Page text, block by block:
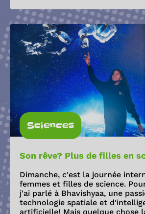
Sciences
Son rêve? Plus de filles en
Dimanche, c'est la journée
femmes et filles de science.
j'ai parlé à Bhavishyaa, une
technologie spatiale et
artificielle! Mais quelque chose